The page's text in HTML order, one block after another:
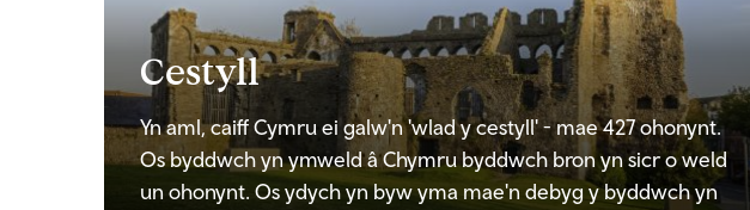
Cestyll
Yn aml, caiff Cymru ei galw'n 'wlad y cestyll' - mae 427 ohonynt.
Os byddwch yn ymweld â Chymru byddwch bron yn sicr o weld
un ohonynt. Os ydych yn byw yma mae'n debyg y byddwch yn